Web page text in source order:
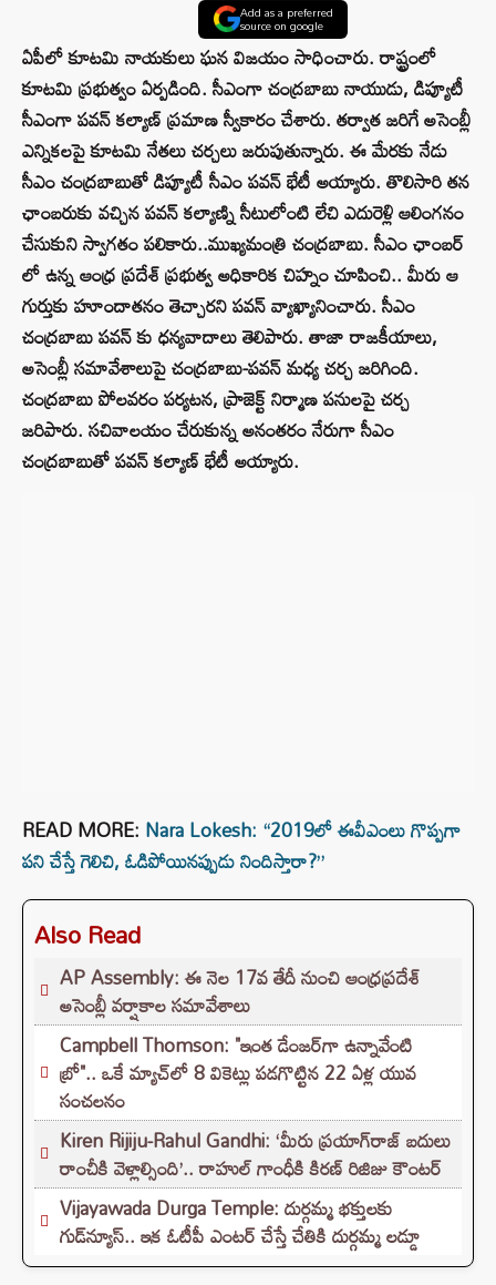
Add as a preferred
source on google
ఏపీలో కూటమి నాయకులు ఘన విజయం సాధించారు. రాష్ట్రంలో
కూటమి ప్రభుత్వం ఏర్పడింది. సీఎంగా చంద్రబాబు నాయుడు, డిప్యూటీ
సీఎంగా పవన్ కల్యాణ్ ప్రమాణ స్వీకారం చేశారు. తర్వాత జరిగే అసెంబ్లీ
ఎన్నికలపై కూటమి నేతలు చర్చలు జరుపుతున్నారు. ఈ మేరకు నేడు
సీఎం చంద్రబాబుతో డిప్యూటీ సీఎం పవన్‌ భేటీ అయ్యారు. తొలిసారి తన
ఛాంబరుకు వచ్చిన పవన్ కల్యాణ్ని సీటులోంటి లేచి ఎదురెళ్లి ఆలింగనం
చేసుకుని స్వాగతం పలికారు..ముఖ్యమంత్రి చంద్రబాబు. సీఎం ఛాంబర్
లో ఉన్న ఆంధ్ర ప్రదేశ్ ప్రభుత్వ అధికారిక చిహ్నం చూపించి.. మీరు ఆ
గుర్తుకు హూందాతనం తెచ్చారని పవన్ వ్యాఖ్యానించారు. సీఎం
చంద్రబాబు పవన్ కు ధన్యవాదాలు తెలిపారు. తాజా రాజకీయాలు,
అసెంబ్లీ సమావేశాలుపై చంద్రబాబు-పవన్ మధ్య చర్చ జరిగింది.
చంద్రబాబు పోలవరం పర్యటన, ప్రాజెక్ట్‌ నిర్మాణ పనులపై చర్చ
జరిపారు. సచివాలయం చేరుకున్న అనంతరం నేరుగా సీఎం
చంద్రబాబుతో పవన్ కల్యాణ్ భేటీ అయ్యారు.
READ MORE: Nara Lokesh: “2019లో ఈవీఎంలు గొప్పగా
పని చేస్తే గెలిచి, ఓడిపోయినప్పుడు నిందిస్తారా?”
Also Read
AP Assembly: ఈ నెల 17వ తేదీ నుంచి ఆంధ్రప్రదేశ్
అసెంబ్లీ వర్షాకాల సమావేశాలు
Campbell Thomson: "ఇంత డేంజర్‌గా ఉన్నావేంటి
బ్రో".. ఒకే మ్యాచ్‌లో 8 వికెట్లు పడగొట్టిన 22 ఏళ్ల యువ
సంచలనం
Kiren Rijiju-Rahul Gandhi: ‘మీరు ప్రయాగ్‌రాజ్ బదులు
రాంచీకి వెళ్లాల్సింది’.. రాహుల్ గాంధీకి కిరణ్ రిజిజు కౌంటర్
Vijayawada Durga Temple: దుర్గమ్మ భక్తులకు
గుడ్‌న్యూస్.. ఇక ఓటీపీ ఎంటర్ చేస్తే చేతికి దుర్గమ్మ లడ్డూ